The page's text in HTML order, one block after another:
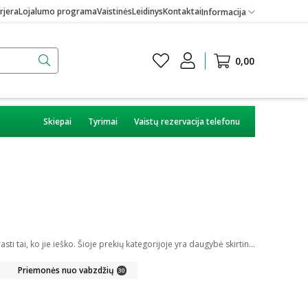
Lojalumo programaVaistinėsLeidinysKontaktaiInformacija
0,00
Skiepai Tyrimai Vaistų rezervacija telefonu
Internetinėje vaistinėje galite įsigyti skirtingų medicininių prekių. Platus įvairių priemonių ir technikos pasirinkimas leis visiems pirkėjams lengviau rasti tai, ko jie ieško. Šioje prekių kategorijoje yra daugybė skirtingų medicinos priemonių ir priedų, pradedant specialiais kremais ir pleistrais, baigiant kapsulėmis ar drėkinančiais akių lašais. Jeigu jums sunku apsispręsti, kurie produktai būtų geriausias ar tinkamiausias pasirinkimas, mūsų konsultantai gali jums patarti nuotoliniu būdu: internetu aktyviame pokalbio lange, el. paštu ar telefonu.
Priemonės nuo vabzdžių 30